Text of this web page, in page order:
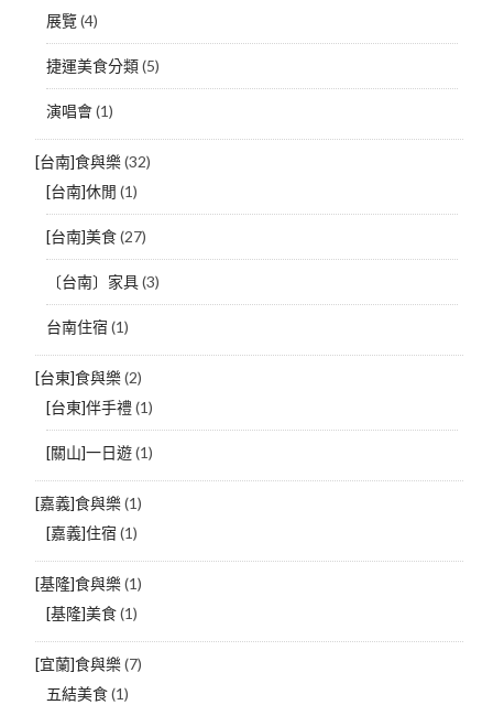
展覽(4)
捷運美食分類(5)
演唱會(1)
[台南]食與樂(32)
[台南]休閒 (1)
[台南]美食(27)
〔台南〕家具(3)
台南住宿 (1)
[台東]食與樂(2)
[台東]伴手禮(1)
[關山]一日遊(1)
[嘉義]食與樂(1)
[嘉義]住宿 (1)
[基隆]食與樂(1)
[基隆]美食(1)
[宜蘭]食與樂(7)
五結美食(1)